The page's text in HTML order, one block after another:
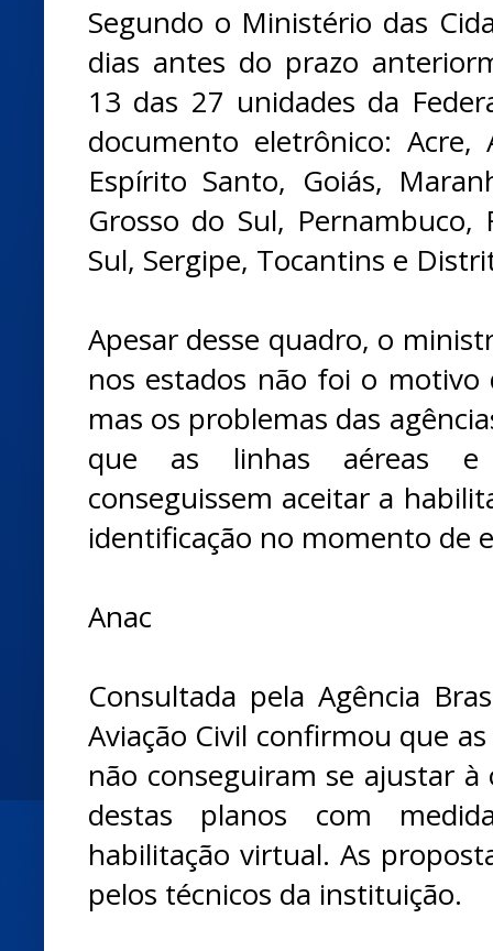
Segundo o Ministério das
dias antes do prazo
13 das 27 unidades da
documento eletrônico: Acre,
Espírito Santo, Goiás,
Grosso do Sul, Pernambuco,
Sul, Sergipe, Tocantins e
Apesar desse quadro, o
nos estados não foi o
mas os problemas das
que as linhas aéreas e
conseguissem aceitar a
identificação no momento de
Anac
Consultada pela Agência
Aviação Civil confirmou que
não conseguiram se ajustar
destas planos com
habilitação virtual. As
pelos técnicos da instituição.